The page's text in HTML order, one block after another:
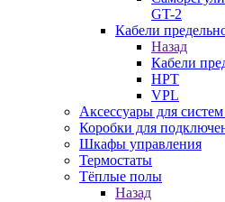
GT-2
Кабели
Назад
Кабели
HPT
VPL
Аксессуары для систем
Коробки для
Шкафы управления
Термостаты
Тёплые полы
Назад